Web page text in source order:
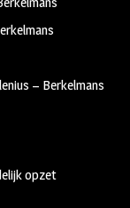
– Berkelmans
opzet